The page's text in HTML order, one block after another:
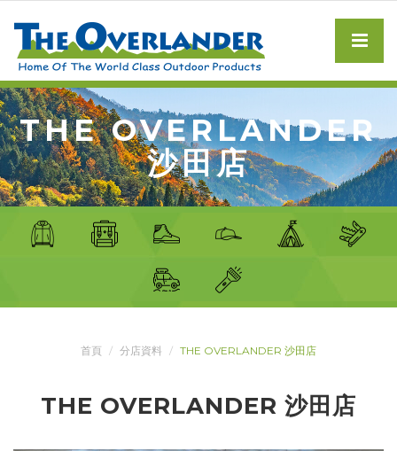
THE OVERLANDER
沙田店
首頁 分店資料 THE OVERLANDER 沙田店
THE OVERLANDER 沙田店